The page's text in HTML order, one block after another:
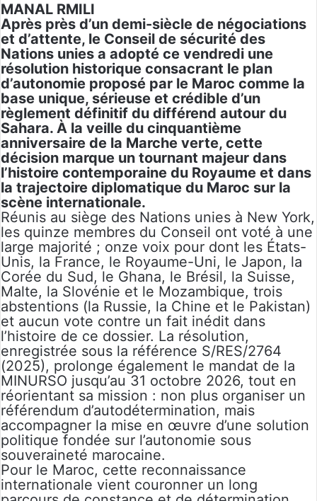
MANAL RMILI
Après près d’un demi-siècle de négociations
et d’attente, le Conseil de sécurité des
Nations unies a adopté ce vendredi une
résolution historique consacrant le plan
d’autonomie proposé par le Maroc comme la
base unique, sérieuse et crédible d’un
règlement définitif du différend autour du
Sahara. À la veille du cinquantième
anniversaire de la Marche verte, cette
décision marque un tournant majeur dans
l’histoire contemporaine du Royaume et dans
la trajectoire diplomatique du Maroc sur la
scène internationale.
Réunis au siège des Nations unies à New York,
les quinze membres du Conseil ont voté à une
large majorité ; onze voix pour dont les États-
Unis, la France, le Royaume-Uni, le Japon, la
Corée du Sud, le Ghana, le Brésil, la Suisse,
Malte, la Slovénie et le Mozambique, trois
abstentions (la Russie, la Chine et le Pakistan)
et aucun vote contre un fait inédit dans
l’histoire de ce dossier. La résolution,
enregistrée sous la référence S/RES/2764
(2025), prolonge également le mandat de la
MINURSO jusqu’au 31 octobre 2026, tout en
réorientant sa mission : non plus organiser un
référendum d’autodétermination, mais
accompagner la mise en œuvre d’une solution
politique fondée sur l’autonomie sous
souveraineté marocaine.
Pour le Maroc, cette reconnaissance
internationale vient couronner un long